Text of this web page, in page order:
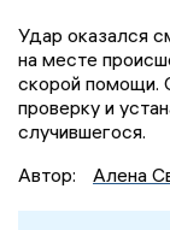
Удар оказался
на месте
скорой помощи.
проверку и
случившегося.
Автор:
Алена